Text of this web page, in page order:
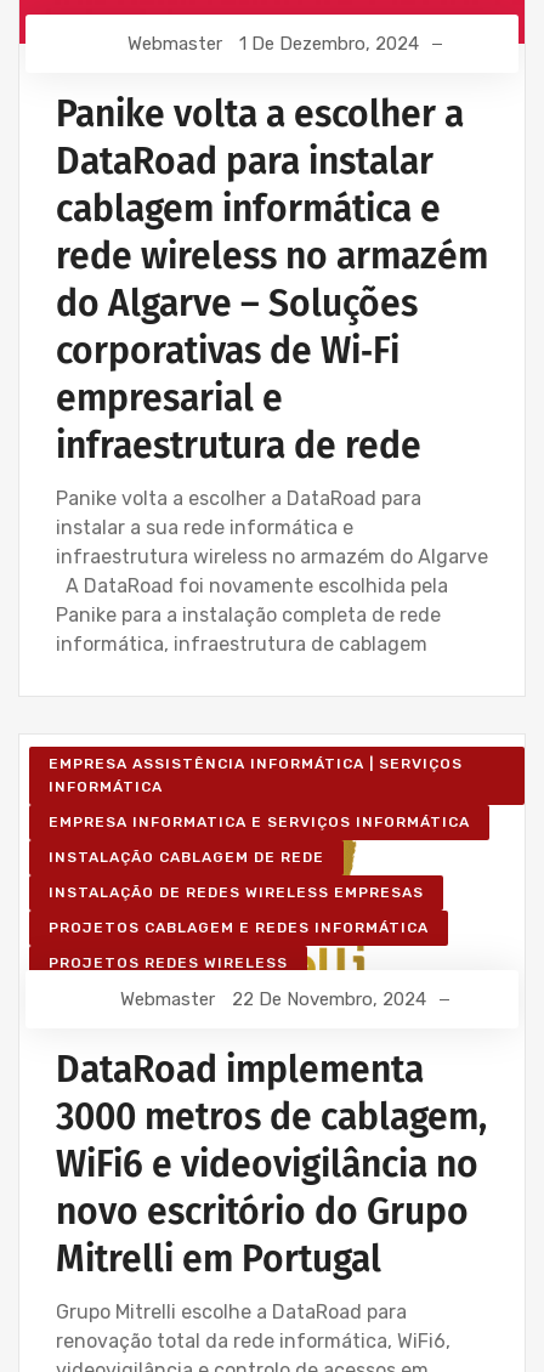
Webmaster 1 De Dezembro, 2024
Panike volta a escolher a
DataRoad para instalar
cablagem informática e
rede wireless no armazém
do Algarve – Soluções
corporativas de Wi‑Fi
empresarial e
infraestrutura de rede
Panike volta a escolher a DataRoad para
instalar a sua rede informática e
infraestrutura wireless no armazém do Algarve
A DataRoad foi novamente escolhida pela
Panike para a instalação completa de rede
informática, infraestrutura de cablagem
EMPRESA ASSISTÊNCIA INFORMÁTICA | SERVIÇOS
INFORMÁTICA
EMPRESA INFORMATICA E SERVIÇOS INFORMÁTICA
INSTALAÇÃO CABLAGEM DE REDE
INSTALAÇÃO DE REDES WIRELESS EMPRESAS
PROJETOS CABLAGEM E REDES INFORMÁTICA
PROJETOS REDES WIRELESS
REDE ESTRUTURADA INFORMÁTICA
Webmaster 22 De Novembro, 2024
DataRoad implementa
3000 metros de cablagem,
WiFi6 e videovigilância no
novo escritório do Grupo
Mitrelli em Portugal
Grupo Mitrelli escolhe a DataRoad para
renovação total da rede informática, WiFi6,